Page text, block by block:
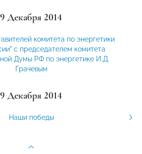
Декабря 2014
комитета по энергетики
с председателем комитета
Думы РФ по энергетике И.Д.
Грачевым
Декабря 2014
Наши победы